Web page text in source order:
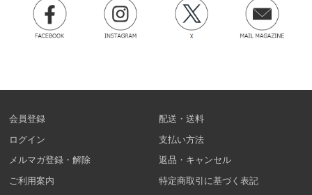
会員登録
ログイン
メルマガ登録・解除
ご利用案内
配送・送料
支払い方法
返品・キャンセル
特定商取引に基づく表記